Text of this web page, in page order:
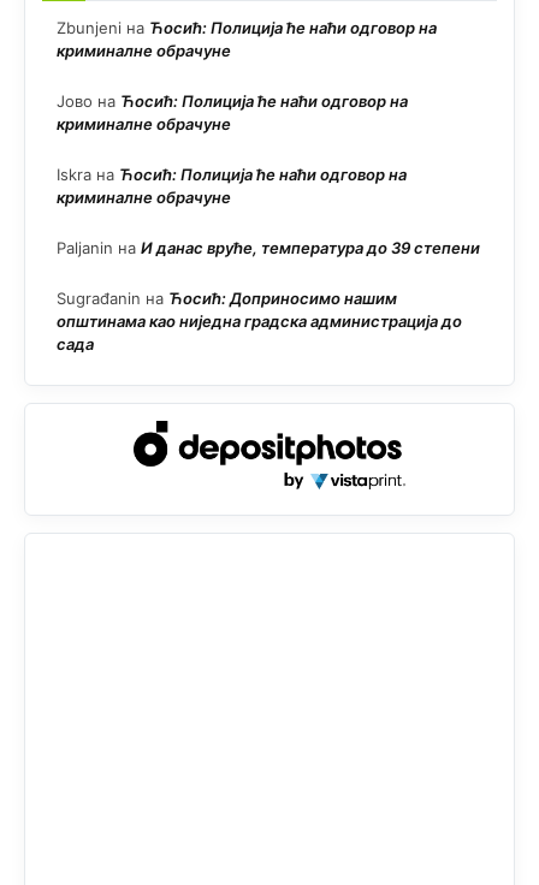
Zbunjeni на Ћосић: Полиција ће наћи одговор на
криминалне обрачуне
Јово на Ћосић: Полиција ће наћи одговор на
криминалне обрачуне
Iskra на Ћосић: Полиција ће наћи одговор на
криминалне обрачуне
Paljanin на И данас вруће, температура до 39 степени
Sugrađanin на Ћосић: Доприносимо нашим
општинама као ниједна градска администрација до
сада